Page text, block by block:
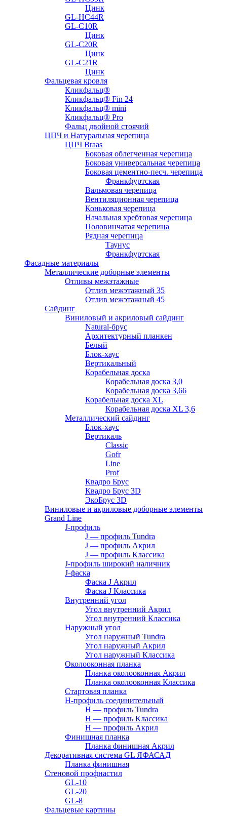
Цинк
GL-HC44R
GL-С10R
Цинк
GL-С20R
Цинк
GL-С21R
Цинк
Фальцевая кровля
Кликфальц®
Кликфальц® Fin 24
Кликфальц® mini
Кликфальц® Pro
Фальц двойной стоячий
ЦПЧ и Натуральная черепица
ЦПЧ Braas
Боковая облегченная черепица
Боковая универсальная черепица
Боковая цементно-песч. черепица
Франкфуртская
Вальмовая черепица
Вентиляционная черепица
Коньковая черепица
Начальная хребтовая черепица
Половинчатая черепица
Рядная черепица
Таунус
Франкфуртская
Фасадные материалы
Металлические доборные элементы
Отливы межэтажные
Отлив межэтажный 35
Отлив межэтажный 45
Сайдинг
Виниловый и акриловый сайдинг
Natural-брус
Архитектурный планкен
Белый
Блок-хаус
Вертикальный
Корабельная доска
Корабельная доска 3,0
Корабельная доска 3,66
Корабельная доска XL
Корабельная доска XL 3,6
Металлический сайдинг
Блок-хаус
Вертикаль
Classic
Gofr
Line
Prof
Квадро Брус
Квадро Брус 3D
ЭкоБрус 3D
Виниловые и акриловые доборные элементы
Grand Line
J-профиль
J — профиль Tundra
J — профиль Акрил
J — профиль Классика
J-профиль широкий наличник
J-фаска
Фаска J Акрил
Фаска J Классика
Внутренний угол
Угол внутренний Акрил
Угол внутренний Классика
Наружный угол
Угол наружный Tundra
Угол наружный Акрил
Угол наружный Классика
Околооконная планка
Планка околооконная Акрил
Планка околооконная Классика
Стартовая планка
H-профиль соединительный
Н — профиль Tundra
H — профиль Классика
Н — профиль Акрил
Финишная планка
Планка финишная Акрил
Декоративная система GL ЯФАСАД
Планка финишная
Стеновой профнастил
GL-10
GL-20
GL-8
Фальцевые картины